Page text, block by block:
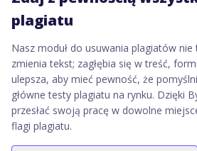
plagiatu
Nasz moduł do usuwania plagiatów
zmienia tekst; zagłębia się w treść,
ulepsza, aby mieć pewność, że
główne testy plagiatu na rynku. Dzięki
przesłać swoją pracę w dowolne
flagi plagiatu.